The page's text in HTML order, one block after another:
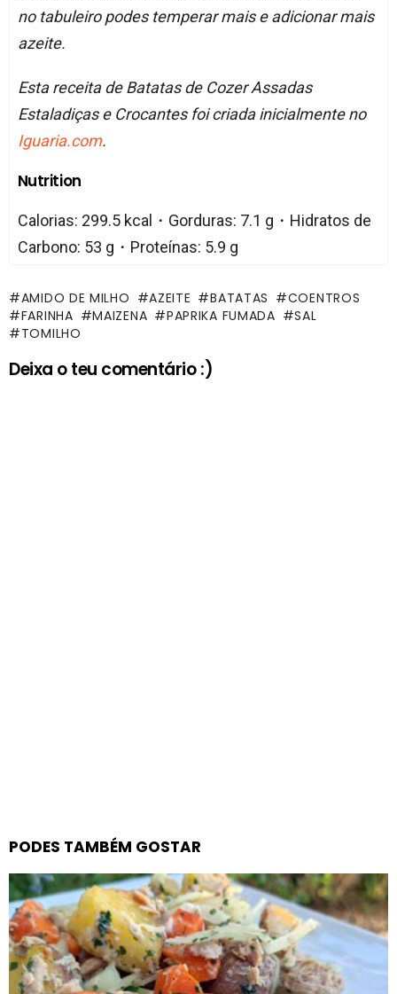
no tabuleiro podes temperar mais e adicionar mais
azeite.
Esta receita de Batatas de Cozer Assadas
Estaladiças e Crocantes foi criada inicialmente no
Iguaria.com.
Nutrition
Calorias: 299.5 kcal・Gorduras: 7.1 g・Hidratos de
Carbono: 53 g・Proteínas: 5.9 g
AMIDO DE MILHO AZEITE BATATAS
COENTROS
FARINHA
MAIZENA PAPRIKA FUMADA
SAL
TOMILHO
Deixa o teu comentário :)
PODES TAMBÉM GOSTAR